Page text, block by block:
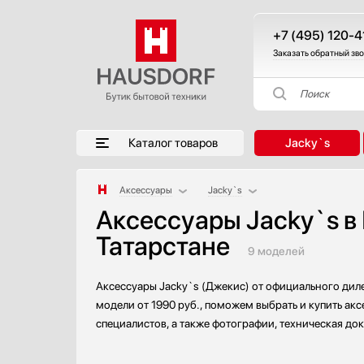
+7 (495) 120-
Заказать обратный
Поиск
Каталог товаров Jacky`s
Аксессуары
Аксессуары и принадлежности
Акустические системы
Аромастанции
Jacky`s
AEG
Bertazzoni
Аксессуары Jacky`s в
Татарстане
9 моделей
Аксессуары Jacky`s (Джекис) от официального
модели от 1990 руб., поможем выбрать и купить
специалистов, а также фотографии, техническая